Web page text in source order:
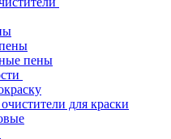
пены
для краски